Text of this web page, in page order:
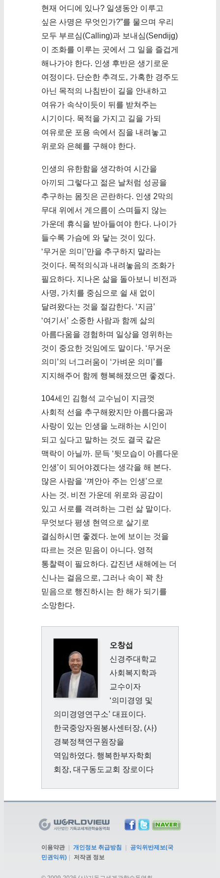
현재 어디에 있나? 일생동안 이루고
싶은 사명은 무엇인가?”를 물으며 우리
모두 부르심(Calling)과 보내심(Sendijg)
이 조화를 이루는 곳에서 그 일을 즐겁게
해나가야 한다. 인생 후반은 생기로운
여정이다. 단순한 추격도, 가혹한 경주도
아닌 목적의 나침반이 길을 안내하고
여유가 속삭이듯이 뒤를 받쳐주는
시기이다. 목적을 가지고 길을 가되
여유로운 포용 속에서 짐을 내려놓고
위로와 은혜를 구해야 한다.
인생의 유한함을 생각하여 시간을
아끼되 그렇다고 젊은 날처럼 성공을
추구하는 몸짓은 곤란하다. 인생 2막의
무대 위에서 게으름이 스며들지 않는
가운데 휴식을 받아들여야 한다. 나이가
들수록 가슴에 와 닿는 것이 있다.
‘무거운 의미’만을 추구하지 말라는
것이다. 목적의식과 내려놓음의 조화가
필요하다. 지나온 삶을 돌아보니 비전과
사명, 가치를 중심으로 쉴 새 없이
달려왔다는 것을 절감한다. ‘지금’
‘여기서’ 소중한 사람과 함께 삶의
아름다움을 경험하며 일상을 영위하는
것이 중요한 것임에도 말이다. ‘무거운
의미’의 너그러움이 ‘가벼운 의미’를
지지해주어 함께 행복해졌으면 좋겠다.
104세인 김형석 교수님이 지금껏
사회적 선을 추구해왔지만 아름다움과
사랑이 있는 인생을 노래하는 시인이
되고 싶다고 말하는 것도 결국 같은
맥락이 아닐까. 문득 ‘뒷모습이 아름다운
인생’이 되어야겠다는 생각을 해 본다.
많은 사람을 ‘껴안아 주는 인생’으로
사는 것. 비전 가운데 위로와 공감이
있고 서로를 격려하는 그런 삶 말이다.
무엇보다 평생 현역으로 살기로
결심하시면 좋겠다. 눈에 보이는 것을
따르는 것은 믿음이 아니다. 영적
통찰력이 필요하다. 갑진년 새해에는 더
신나는 걸음으로, 그러나 속이 꽉 찬
믿음으로 행진하시는 한 해가 되기를
소망한다.
오창섭
신경주대학교
사회복지학과
교수이자
‘의미경영 및
의미경영연구소’ 대표이다.
한국중앙자원봉사센터장, (사)
경북정책연구원장을
역임하였다. 행복한부자학회
회장, 대구동도교회 장로이다
이용약관 개인정보 취급방침
공익위반제보(국
민권익위)
저작권 정보